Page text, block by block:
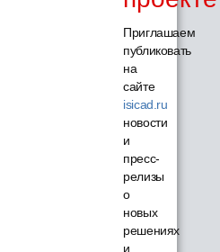
Приглашаем
публиковать
на
сайте
isicad.ru
новости
и
пресс-
релизы
о
новых
решениях
и